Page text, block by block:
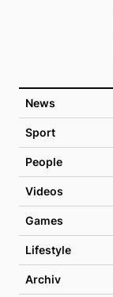
News
Sport
People
Videos
Games
Lifestyle
Archiv